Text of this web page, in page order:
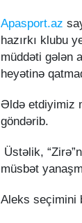
Apasport.az
hazırkı klubu
müddəti gələn
heyətinə
Əldə etdiyimiz
göndərib.
Üstəlik,
müsbət
Aleks seçimini